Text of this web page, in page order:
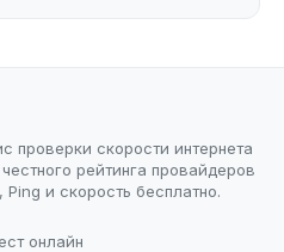
проверки скорости интернета
рейтинга провайдеров
Ping и скорость бесплатно.
онлайн